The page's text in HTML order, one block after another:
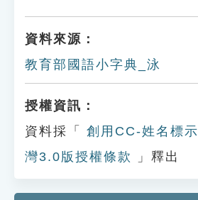
資料來源：
教育部國語小字典_泳
授權資訊：
資料採「
創用CC-姓名標
灣3.0版授權條款
」釋出